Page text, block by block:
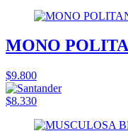
MONO
$9.800
$8.330